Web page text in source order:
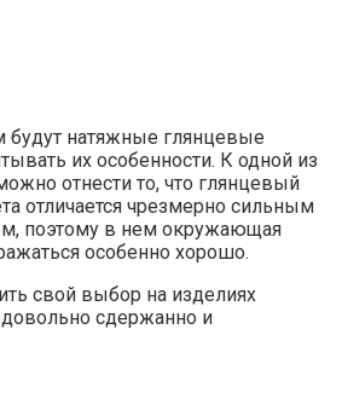
будут натяжные глянцевые
их особенности. К одной из
отнести то, что глянцевый
отличается чрезмерно сильным
поэтому в нем окружающая
особенно хорошо.
свой выбор на изделиях
сдержанно и